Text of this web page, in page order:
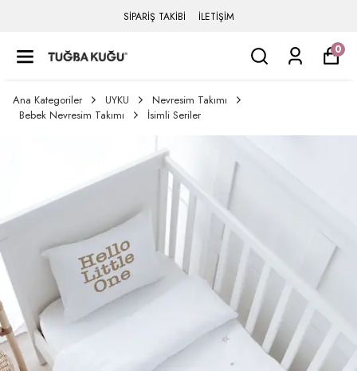
SİPARİŞ TAKİBİ İLETİŞİM
0
Ana Kategoriler UYKU
Nevresim Takımı
Bebek Nevresim Takımı
İsimli Seriler